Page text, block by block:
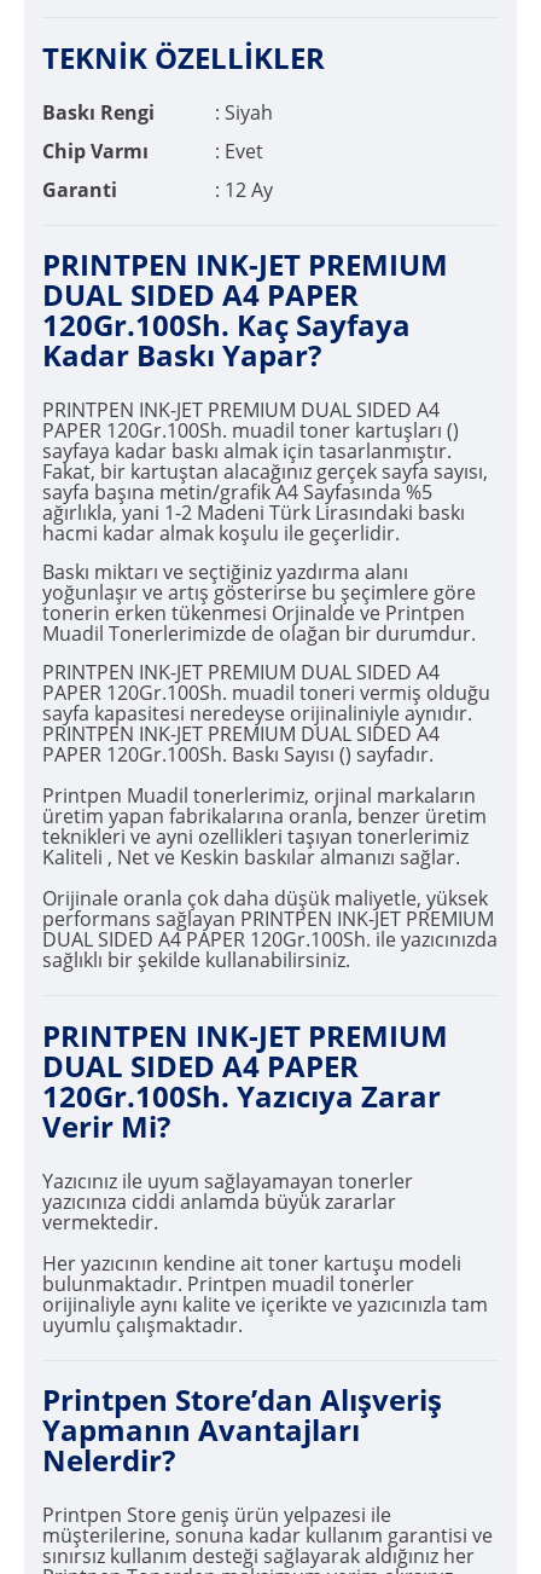
TEKNİK ÖZELLİKLER
Baskı Rengi
: Siyah
Chip Varmı
: Evet
Garanti
: 12 Ay
PRINTPEN INK-JET PREMIUM
DUAL SIDED A4 PAPER
120Gr.100Sh. Kaç Sayfaya
Kadar Baskı Yapar?
PRINTPEN INK-JET PREMIUM DUAL SIDED A4
PAPER 120Gr.100Sh. muadil toner kartuşları ()
sayfaya kadar baskı almak için tasarlanmıştır.
Fakat, bir kartuştan alacağınız gerçek sayfa sayısı,
sayfa başına metin/grafik A4 Sayfasında %5
ağırlıkla, yani 1-2 Madeni Türk Lirasındaki baskı
hacmi kadar almak koşulu ile geçerlidir.
Baskı miktarı ve seçtiğiniz yazdırma alanı
yoğunlaşır ve artış gösterirse bu şeçimlere göre
tonerin erken tükenmesi Orjinalde ve Printpen
Muadil Tonerlerimizde de olağan bir durumdur.
PRINTPEN INK-JET PREMIUM DUAL SIDED A4
PAPER 120Gr.100Sh. muadil toneri vermiş olduğu
sayfa kapasitesi neredeyse orijinaliniyle aynıdır.
PRINTPEN INK-JET PREMIUM DUAL SIDED A4
PAPER 120Gr.100Sh. Baskı Sayısı () sayfadır.
Printpen Muadil tonerlerimiz, orjinal markaların
üretim yapan fabrikalarına oranla, benzer üretim
teknikleri ve ayni ozellikleri taşıyan tonerlerimiz
Kaliteli , Net ve Keskin baskılar almanızı sağlar.
Orijinale oranla çok daha düşük maliyetle, yüksek
performans sağlayan PRINTPEN INK-JET PREMIUM
DUAL SIDED A4 PAPER 120Gr.100Sh. ile yazıcınızda
sağlıklı bir şekilde kullanabilirsiniz.
PRINTPEN INK-JET PREMIUM
DUAL SIDED A4 PAPER
120Gr.100Sh. Yazıcıya Zarar
Verir Mi?
Yazıcınız ile uyum sağlayamayan tonerler
yazıcınıza ciddi anlamda büyük zararlar
vermektedir.
Her yazıcının kendine ait toner kartuşu modeli
bulunmaktadır. Printpen muadil tonerler
orijinaliyle aynı kalite ve içerikte ve yazıcınızla tam
uyumlu çalışmaktadır.
Printpen Store’dan Alışveriş
Yapmanın Avantajları
Nelerdir?
Printpen Store geniş ürün yelpazesi ile
müşterilerine, sonuna kadar kullanım garantisi ve
sınırsız kullanım desteği sağlayarak aldığınız her